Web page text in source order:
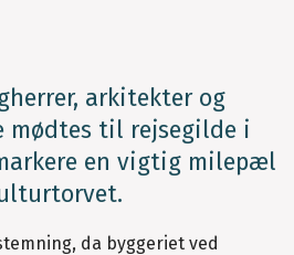
arkitekter og
mødtes til rejsegilde i
en vigtig milepæl
da byggeriet ved